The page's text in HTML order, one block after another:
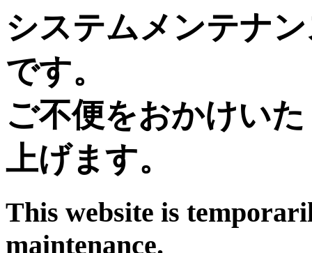
システムメンテナ
です。
ご不便をおかけい
上げます。
This website is
maintenance.